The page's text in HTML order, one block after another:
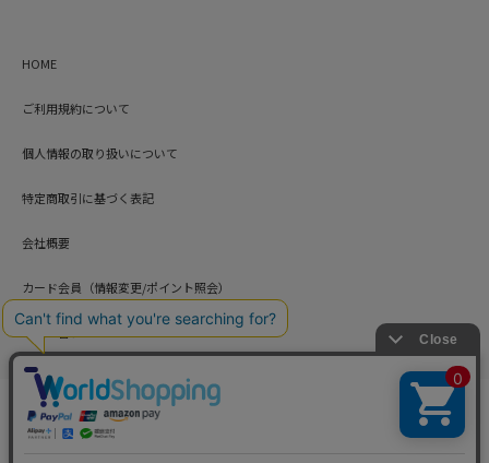
HOME
ご利用規約について
個人情報の取り扱いについて
特定商取引に基づく表記
会社概要
カード会員（情報変更/ポイント照会）